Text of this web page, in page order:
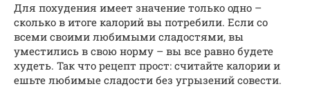
Для похудения имеет значение только одно –
сколько в итоге калорий вы потребили. Если со
всеми своими любимыми сладостями, вы
уместились в свою норму – вы все равно будете
худеть. Так что рецепт прост: считайте калории и
ешьте любимые сладости без угрызений совести.